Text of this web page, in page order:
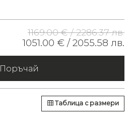
1169.00 € /2286.37 лв.
1051.00 € /2055.58 лв.
Поръчай
Таблица с размери